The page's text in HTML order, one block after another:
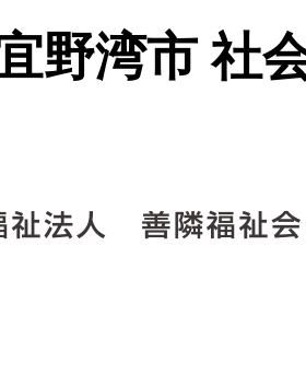
野湾市 社